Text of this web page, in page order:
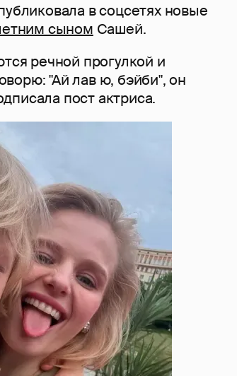
в соцсетях новые
сыном Сашей.
речной прогулкой и
"Ай лав ю, бэйби", он
пост актриса.